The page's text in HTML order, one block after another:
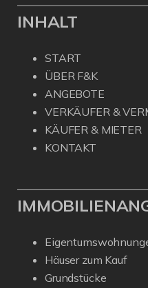
INHALT
START
ÜBER F&K
ANGEBOTE
VERKÄUFER &
KÄUFER & MIETER
KONTAKT
Häuser zum Kauf
Grundstücke